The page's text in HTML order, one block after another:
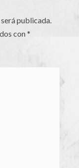
publicada.
con*